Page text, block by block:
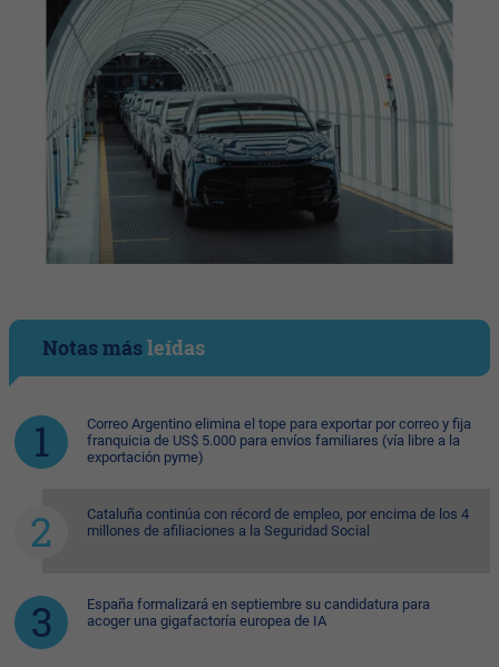
Notas másleídas
Correo Argentino elimina el tope para exportar por correo y fija
franquicia de US$ 5.000 para envíos familiares (vía libre a la
exportación pyme)
Cataluña continúa con récord de empleo, por encima de los 4
millones de afiliaciones a la Seguridad Social
España formalizará en septiembre su candidatura para
acoger una gigafactoría europea de IA